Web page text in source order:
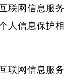
网信息服务
人信息保护相
网信息服务